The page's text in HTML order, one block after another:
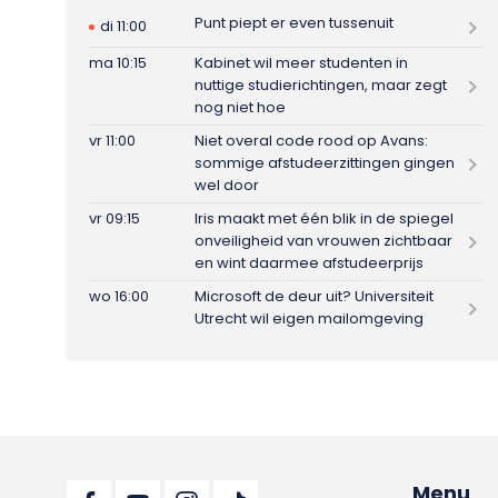
di 11:00
Punt piept er even tussenuit
ma 10:15
Kabinet wil meer studenten in
nuttige studierichtingen, maar zegt
nog niet hoe
vr 11:00
Niet overal code rood op Avans:
sommige afstudeerzittingen gingen
wel door
vr 09:15
Iris maakt met één blik in de spiegel
onveiligheid van vrouwen zichtbaar
en wint daarmee afstudeerprijs
wo 16:00
Microsoft de deur uit? Universiteit
Utrecht wil eigen mailomgeving
Menu